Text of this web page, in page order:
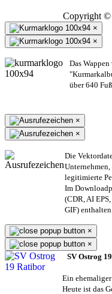
Copyright ©
×
×
Das
über 640
×
×
Die
Unternehmen,
legitimierte
Im
(CDR, AI
GIF) enthalten.
×
×
SV Ostrog
Ein
Heute ist das